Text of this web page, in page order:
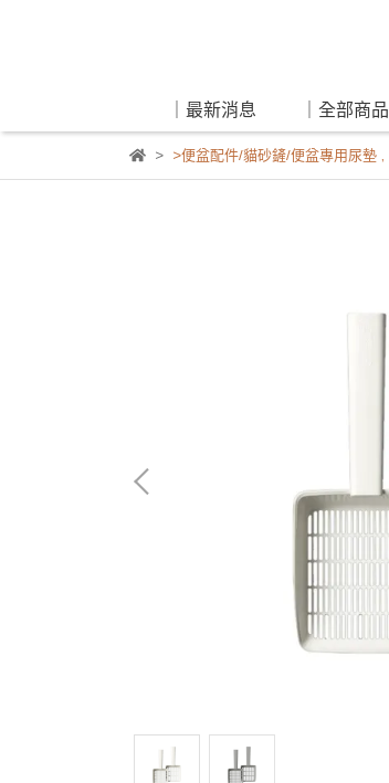
｜最新消息 ｜全部商品
>便盆配件/貓砂鏟/便盆專用尿墊,